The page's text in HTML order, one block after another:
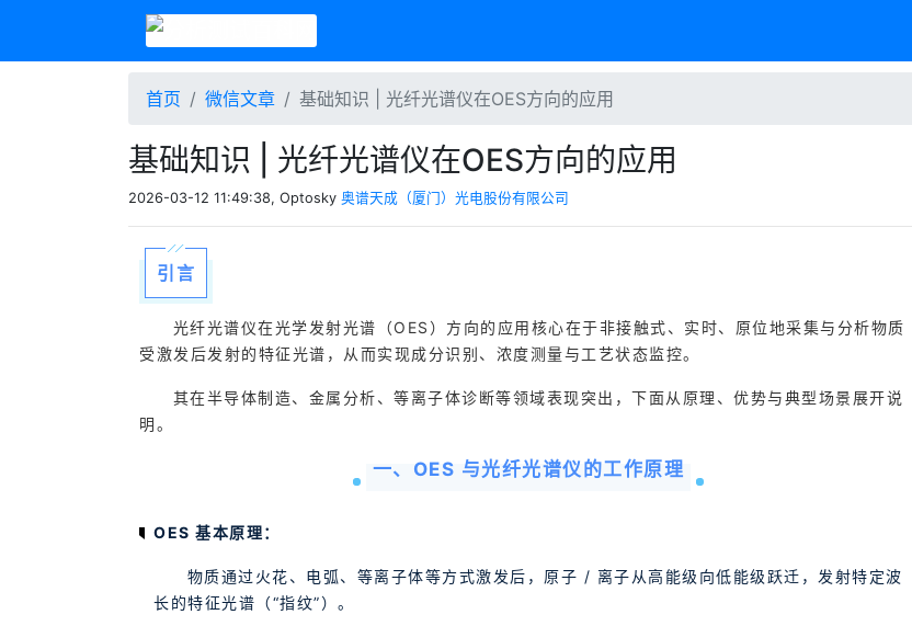
首页 微信文章 基础知识 | 光纤光谱仪在OES方向的应用
基础知识 | 光纤光谱仪在OES方向的应用
2026-03-12 11:49:38, Optosky 奥谱天成（厦门）光电股份有限公司
引言
光纤光谱仪在光学发射光谱（OES）方向的应用核心在于非接触式、实时、原位地采集与分析物质
受激发后发射的特征光谱，从而实现成分识别、浓度测量与工艺状态监控。
其在半导体制造、金属分析、等离子体诊断等领域表现突出，下面从原理、优势与典型场景展开说
明。
一、OES 与光纤光谱仪的工作原理
OES 基本原理：
物质通过火花、电弧、等离子体等方式激发后，原子 / 离子从高能级向低能级跃迁，发射特定波
长的特征光谱（“指纹”）。